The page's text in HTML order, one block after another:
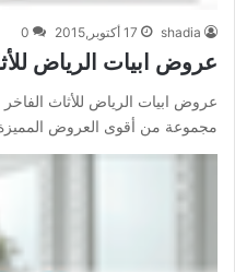
shadia 17 أكتوبر,2015 0
عروض ابيات الرياض
عروض ابيات الرياض للأثاث الفاخر
مجموعة من أقوى العروض